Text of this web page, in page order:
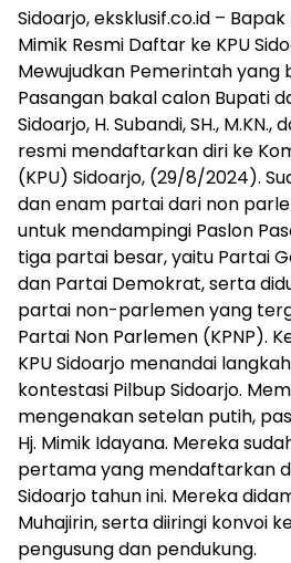
Sidoarjo, eksklusif.co.id – Bapak
Mimik Resmi Daftar ke KPU
Mewujudkan Pemerintah yang
Pasangan bakal calon Bupati
Sidoarjo, H. Subandi, SH., M.KN.,
resmi mendaftarkan diri ke
(KPU) Sidoarjo, (29/8/2024).
dan enam partai dari non
untuk mendampingi Paslon
tiga partai besar, yaitu Partai
dan Partai Demokrat, serta
partai non-parlemen yang
Partai Non Parlemen (KPNP).
KPU Sidoarjo menandai
kontestasi Pilbup Sidoarjo.
mengenakan setelan putih,
Hj. Mimik Idayana. Mereka
pertama yang mendaftarkan
Sidoarjo tahun ini. Mereka
Muhajirin, serta diiringi konvoi
pengusung dan pendukung.